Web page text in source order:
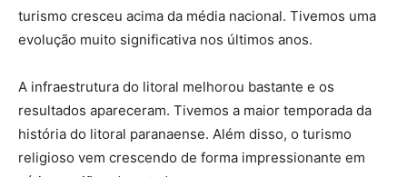
turismo cresceu acima da média nacional. Tivemos uma
evolução muito significativa nos últimos anos.
A infraestrutura do litoral melhorou bastante e os
resultados apareceram. Tivemos a maior temporada da
história do litoral paranaense. Além disso, o turismo
religioso vem crescendo de forma impressionante em